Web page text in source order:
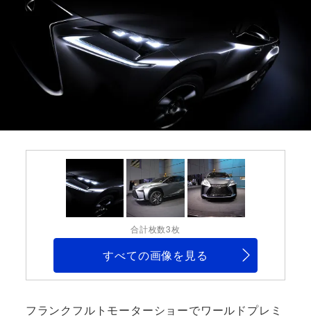
合計枚数3枚
すべての画像を見る
フランクフルトモーターショーでワールドプレミ